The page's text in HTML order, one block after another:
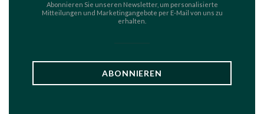
Abonnieren Sie unseren Newsletter, um personalisierte
Mitteilungen und Marketingangebote per E-Mail von uns zu
erhalten.
ABONNIEREN